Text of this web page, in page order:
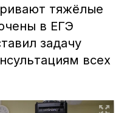
тяжёлые
в ЕГЭ
задачу
всех